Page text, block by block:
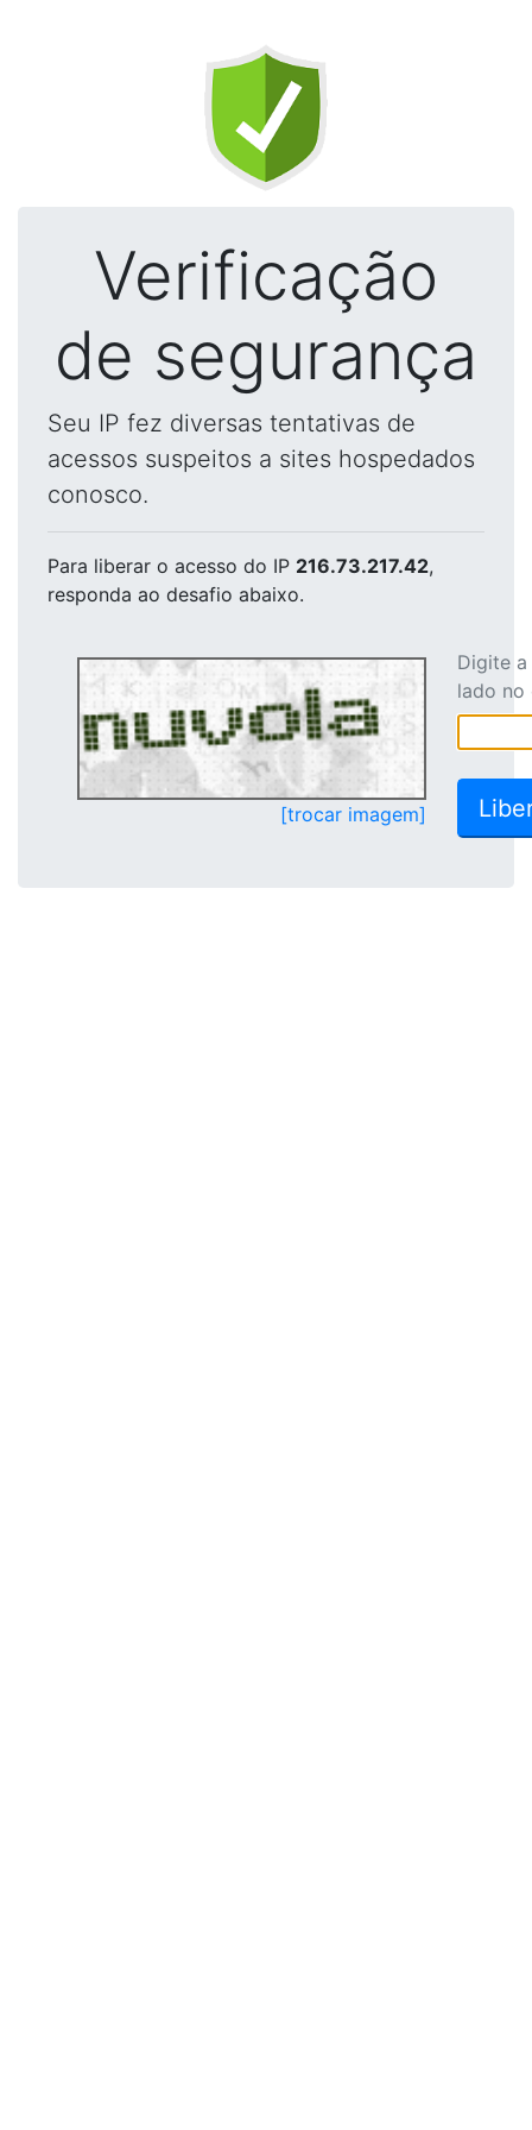
Verificação
de segurança
Seu IP fez diversas tentativas de
acessos suspeitos a sites hospedados
conosco.
Para liberar o acesso do IP 216.73.217.42,
responda ao desafio abaixo.
[trocar imagem]
Digite
lado no